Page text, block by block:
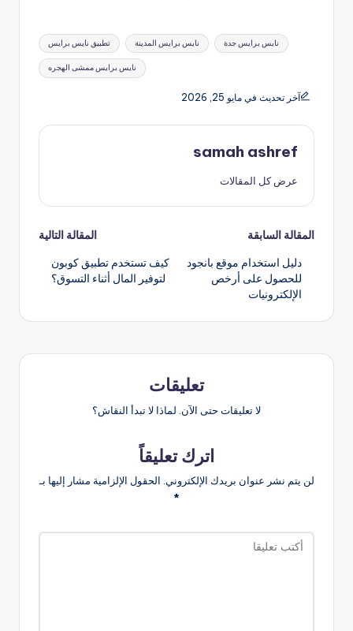
العلامات: تطبيق نايس برايس نايس برايس المدينة نايس برايس جدة
نايس برايس ممشى الهجره
آخر تحديث في مايو 25, 2026
samah ashref
عرض كل المقالات
تصفّح
المقالات
المقالة السابقة
دليل استخدام موقع بانجود
للحصول على أرخص
الإلكترونيات
المقالة التالية
كيف تستخدم تطبيق كوبون
لتوفير المال أثناء التسوق؟
تعليقات
لا تعليقات حتى الآن. لماذا لا تبدأ النقاش؟
اترك تعليقاً
لن يتم نشر عنوان بريدك الإلكتروني. الحقول الإلزامية مشار إليها بـ
*